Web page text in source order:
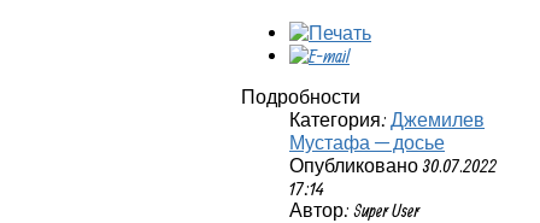
Подробности
Категория: Джемилев
Мустафа — досье
Опубликовано 30.07.2022
17:14
Автор: Super User